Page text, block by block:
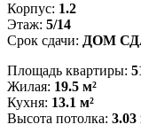
Корпус: 1.2
Этаж: 5/14
Срок сдачи: ДОМ
Площадь квартиры:
Жилая: 19.5 м²
Кухня: 13.1 м²
Высота потолка: 3.03